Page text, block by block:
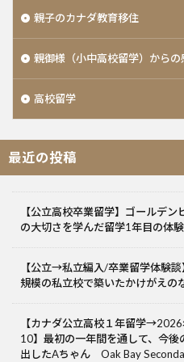
親子のカナダ教育移住
親御様（小中高校留学）からの
高校留学
最近の投稿
【公立高校卒業留学】ゴールデ
の大切さを学んだ留学1年目の体
【公立→私立編入/卒業留学体験
規模の私立校で築いたかけがえの
【カナダ公立高校１年留学
10】最初の一年間を通して、今
出したAちゃん Oak Bay